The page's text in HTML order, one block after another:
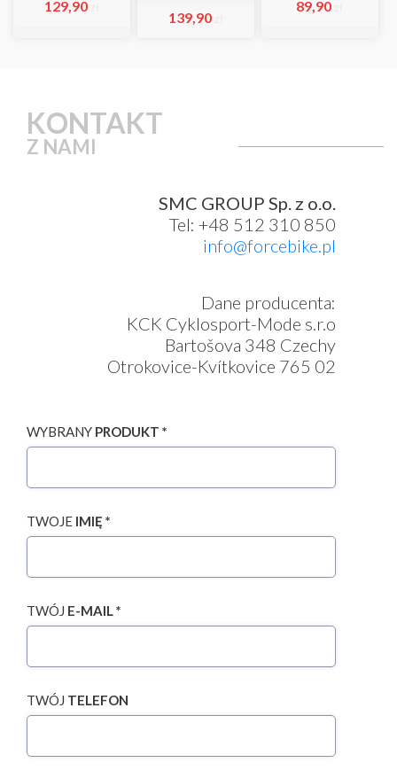
129,90
139,90
89,90
KONTAKT
Z NAMI
SMC GROUP Sp. z o.o.
Tel: +48 512 310 850
info@forcebike.pl
Dane producenta:
KCK Cyklosport-Mode s.r.o
Bartošova 348 Czechy
Otrokovice-Kvítkovice 765 02
WYBRANY PRODUKT *
TWOJE IMIĘ *
TWÓJ E-MAIL *
TWÓJ TELEFON